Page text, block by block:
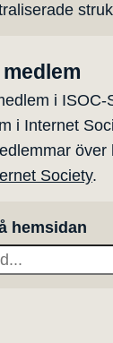
i ISOC-
i Internet
Society.
hemsidan